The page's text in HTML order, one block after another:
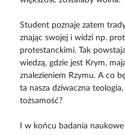
Student poznaje zatem
znając swojej i widzi np.
protestanckimi. Tak
wiedzą, gdzie jest Krym,
znalezieniem Rzymu. A co
ta nasza dziwaczna
tożsamość?
I w końcu badania